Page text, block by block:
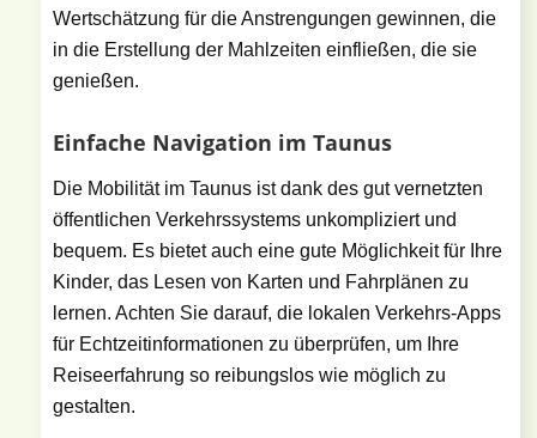
Wertschätzung für die Anstrengungen gewinnen, die
in die Erstellung der Mahlzeiten einfließen, die sie
genießen.
Einfache Navigation im Taunus
Die Mobilität im Taunus ist dank des gut vernetzten
öffentlichen Verkehrssystems unkompliziert und
bequem. Es bietet auch eine gute Möglichkeit für Ihre
Kinder, das Lesen von Karten und Fahrplänen zu
lernen. Achten Sie darauf, die lokalen Verkehrs-Apps
für Echtzeitinformationen zu überprüfen, um Ihre
Reiseerfahrung so reibungslos wie möglich zu
gestalten.